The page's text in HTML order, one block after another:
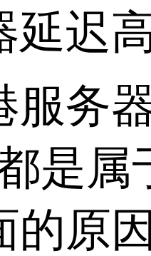
延迟
器
是
的原